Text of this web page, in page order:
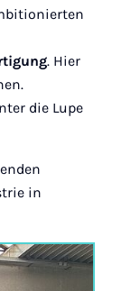
. Hier
die Lupe
in